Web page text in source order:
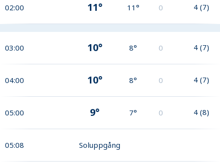
02:00 11° 11° 0 4 (7)
03:00 10° 8° 0 4 (7)
04:00 10° 8° 0 4 (7)
05:00 9° 7° 0 4 (8)
05:08 Soluppgång